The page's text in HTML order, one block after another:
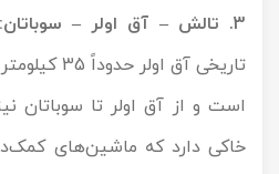
3. تالش – آق اولر – سوباتان:
تاریخی آق
خاکی دارد که ماشین‌های